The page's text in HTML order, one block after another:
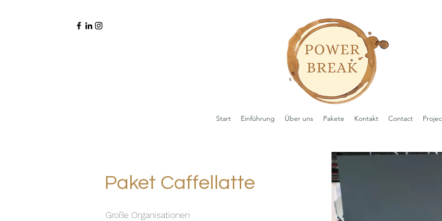
Start Einführung Über uns Pakete Kontakt Contact
Paket Caffellatte
Große Organisationen